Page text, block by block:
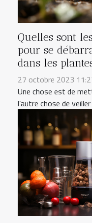
Quelles sont
pour se
dans les
27 octobre 2023
Une chose est de
l’autre chose de